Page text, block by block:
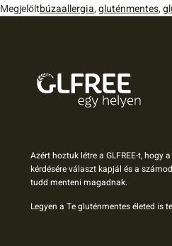
Megjelöltbúzaallergia,gluténmentes,
Azért hoztuk létre a GLFREE-t, hogy
kérdésére választ kapjál és a
tudd menteni magadnak.
Legyen a Te gluténmentes életed is